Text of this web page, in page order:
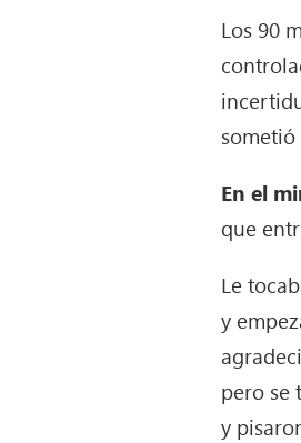
Los 90
sometió
En el
que
Le
y
pero se
y